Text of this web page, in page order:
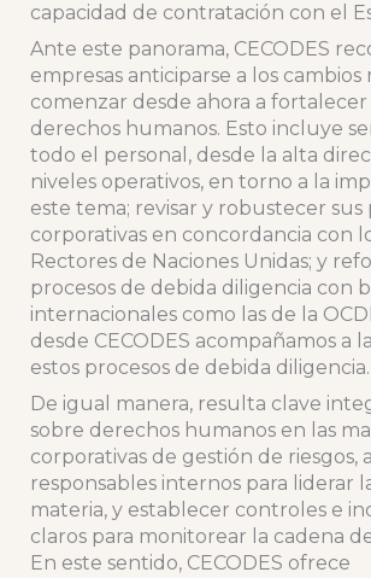
capacidad de contratación con el
Ante este panorama, CECODES
empresas anticiparse a los
comenzar desde ahora a
derechos humanos. Esto incluye
todo el personal, desde la alta
niveles operativos, en torno a la
este tema; revisar y robustecer sus
corporativas en concordancia con
Rectores de Naciones Unidas; y
procesos de debida diligencia con
internacionales como las de la
desde CECODES acompañamos a
estos procesos de debida diligencia.
De igual manera, resulta clave
sobre derechos humanos en las
corporativas de gestión de riesgos,
responsables internos para liderar
materia, y establecer controles e
claros para monitorear la cadena
En este sentido, CECODES ofrece